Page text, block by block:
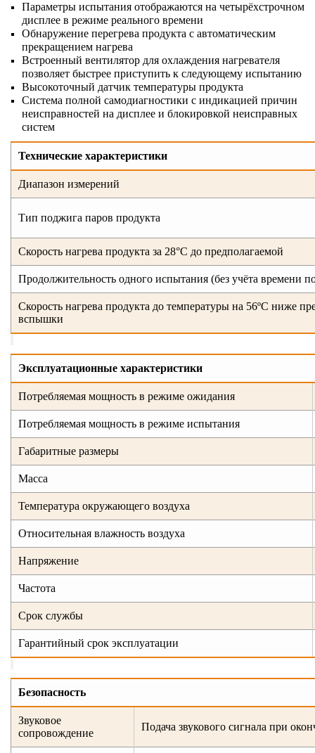
Параметры испытания отображаются на четырёхстрочном
дисплее в режиме реального времени
Обнаружение перегрева продукта с автоматическим
прекращением нагрева
Встроенный вентилятор для охлаждения нагревателя
позволяет быстрее приступить к следующему испытанию
Высокоточный датчик температуры продукта
Система полной самодиагностики с индикацией причин
неисправностей на дисплее и блокировкой неисправных
систем
Технические характеристики
Диапазон измерений
Тип поджига паров продукта
Скорость нагрева продукта за 28°C до предполагаемой
Продолжительность одного испытания (без учёта времени
Скорость нагрева продукта до температуры на 56ºС ниже
вспышки
Эксплуатационные характеристики
Потребляемая мощность в режиме ожидания
Потребляемая мощность в режиме испытания
Габаритные размеры
Масса
Температура окружающего воздуха
Относительная влажность воздуха
Напряжение
Частота
Срок службы
Гарантийный срок эксплуатации
Безопасность
Звуковое
сопровождение
Подача звукового сигнала при